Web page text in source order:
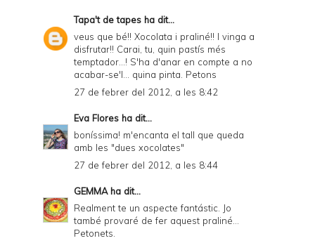
l
y
a
n
P
D
Tapa't de tapes ha dit...
veus que bé!! Xocolata i praliné!! I vinga a
disfrutar!! Carai, tu, quin pastís més
temptador...! S'ha d'anar en compte a no
acabar-se'l... quina pinta. Petons
27 de febrer del 2012, a les 8:42
Eva Flores ha dit...
boníssima! m'encanta el tall que queda
amb les "dues xocolates"
27 de febrer del 2012, a les 8:44
GEMMAha dit...
Realment te un aspecte fantástic. Jo
també provaré de fer aquest praliné...
Petonets.